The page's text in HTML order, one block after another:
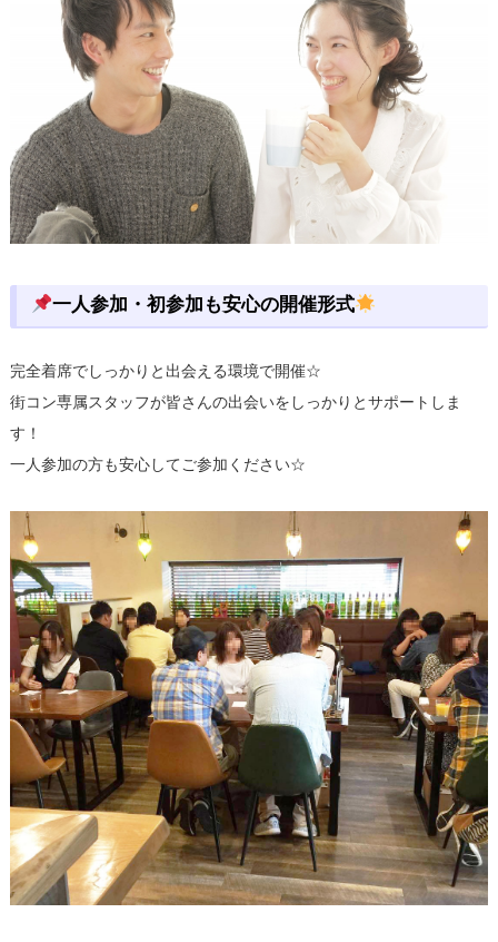
一人参加・初参加も安心の開催形式
完全着席でしっかりと出会える環境で開催☆
街コン専属スタッフが皆さんの出会いをしっかりとサポートしま
す！
一人参加の方も安心してご参加ください☆